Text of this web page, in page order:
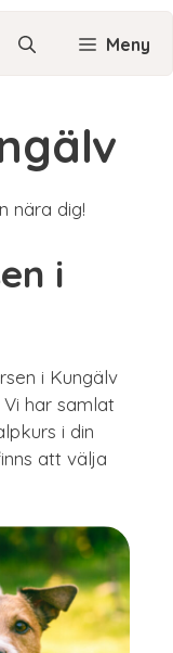
Meny
nära dig!
i
i Kungälv
har samlat
i din
att välja